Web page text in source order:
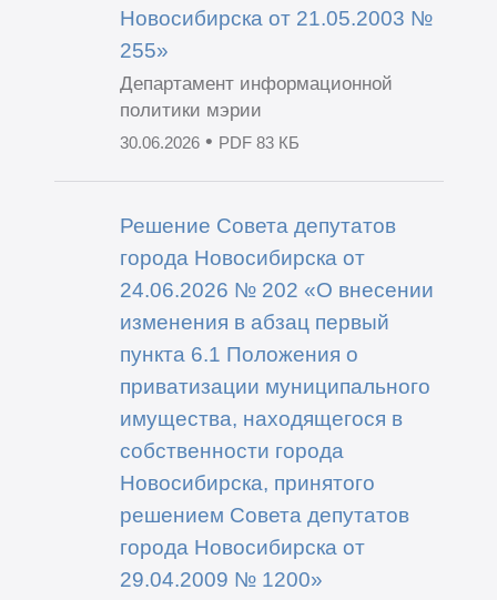
Новосибирска от 21.05.2003 №
255»
Департамент информационной
политики мэрии
30.06.2026• PDF 83 КБ
Решение Совета депутатов
города Новосибирска от
24.06.2026 № 202 «О внесении
изменения в абзац первый
пункта 6.1 Положения о
приватизации муниципального
имущества, находящегося в
собственности города
Новосибирска, принятого
решением Совета депутатов
города Новосибирска от
29.04.2009 № 1200»